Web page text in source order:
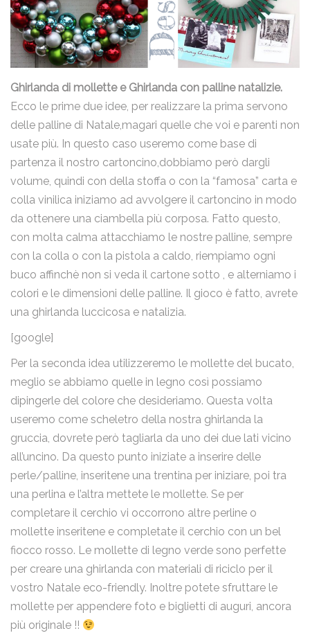
Ghirlanda di mollette e Ghirlanda con palline natalizie.
Ecco le prime due idee, per realizzare la prima servono
delle palline di Natale,magari quelle che voi e parenti non
usate più. In questo caso useremo come base di
partenza il nostro cartoncino,dobbiamo però dargli
volume, quindi con della stoffa o con la “famosa” carta e
colla vinilica iniziamo ad avvolgere il cartoncino in modo
da ottenere una ciambella più corposa. Fatto questo,
con molta calma attacchiamo le nostre palline, sempre
con la colla o con la pistola a caldo, riempiamo ogni
buco affinchè non si veda il cartone sotto , e alterniamo i
colori e le dimensioni delle palline. Il gioco è fatto, avrete
una ghirlanda luccicosa e natalizia.
[google]
Per la seconda idea utilizzeremo le mollette del bucato,
meglio se abbiamo quelle in legno così possiamo
dipingerle del colore che desideriamo. Questa volta
useremo come scheletro della nostra ghirlanda la
gruccia, dovrete però tagliarla da uno dei due lati vicino
all’uncino. Da questo punto iniziate a inserire delle
perle/palline, inseritene una trentina per iniziare, poi tra
una perlina e l’altra mettete le mollette. Se per
completare il cerchio vi occorrono altre perline o
mollette inseritene e completate il cerchio con un bel
fiocco rosso. Le mollette di legno verde sono perfette
per creare una ghirlanda con materiali di riciclo per il
vostro Natale eco-friendly. Inoltre potete sfruttare le
mollette per appendere foto e biglietti di auguri, ancora
più originale !!